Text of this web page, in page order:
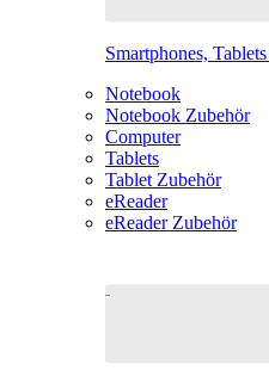
Smartphones,
Notebook
Notebook Zubehör
Computer
Tablets
Tablet Zubehör
eReader
eReader Zubehör